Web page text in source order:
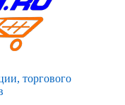
торгового